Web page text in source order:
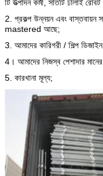
টি উত্পাদন কর্মী, সাতটি ঢালাই
2. প্রকল্প উন্নয়ন এবং বাস্তবায়ন
mastered আছে;
3. আমাদের কারিগরী / শিল্প
4। আমাদের নিজস্ব পেশাদার মানের
5. কারখানা মূল্য;